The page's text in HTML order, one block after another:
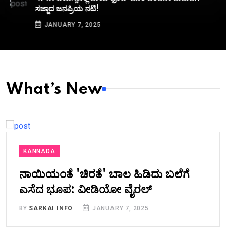
ಸಜ್ಜಾದ ಜನಪ್ರಿಯ ನಟಿ!
JANUARY 7, 2025
What’s New
KANNADA
ನಾಯಿಯಂತೆ 'ಚಿರತೆ' ಬಾಲ ಹಿಡಿದು ಬಲೆಗೆ
ಎಸೆದ ಭೂಪ: ವೀಡಿಯೋ ವೈರಲ್
BY SARKAI INFO JANUARY 7, 2025